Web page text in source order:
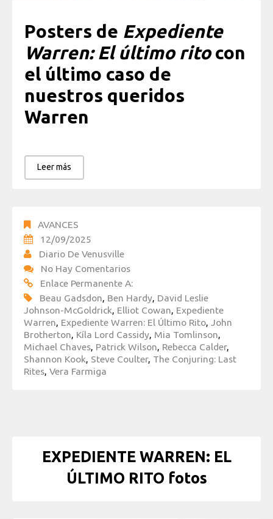
Posters de Expediente
Warren: El último ritocon
el último caso de
nuestros queridos
Warren
Leer más
AVANCES
12/09/2025
Diario De Venusville
No Hay Comentarios
Enlace Permanente A:
Beau Gadsdon, Ben Hardy, David Leslie
Johnson-McGoldrick, Elliot Cowan, Expediente
Warren, Expediente Warren: El Último Rito, John
Brotherton, Kíla Lord Cassidy, Mia Tomlinson,
Michael Chaves, Patrick Wilson, Rebecca Calder,
Shannon Kook, Steve Coulter, The Conjuring: Last
Rites, Vera Farmiga
EXPEDIENTE WARREN: EL
ÚLTIMO RITO fotos